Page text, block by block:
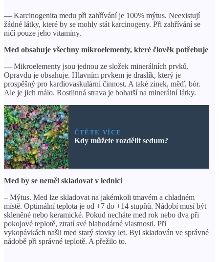
— Karcinogenita medu při zahřívání je 100% mýtus. Neexistují
žádné látky, které by se mohly stát karcinogeny. Při zahřívání se
ničí pouze jeho vitamíny.
Med obsahuje všechny mikroelementy, které člověk potřebuje
— Mikroelementy jsou jednou ze složek minerálních prvků.
Opravdu je obsahuje. Hlavním prvkem je draslík, který je
prospěšný pro kardiovaskulární činnost. A také zinek, měď, bór.
Ale je jich málo. Rostlinná strava je bohatší na minerální látky.
ČTĚTE VÍCE
Kdy můžete rozdělit sedum?
Med by se neměl skladovat v lednici
– Mýtus. Med lze skladovat na jakémkoli tmavém a chladném
místě. Optimální teplota je od +7 do +14 stupňů. Nádobí musí být
skleněné nebo keramické. Pokud necháte med rok nebo dva při
pokojové teplotě, ztratí své blahodárné vlastnosti. Při
vykopávkách našli med starý stovky let. Byl skladován ve správné
nádobě při správné teplotě. A přežilo to.